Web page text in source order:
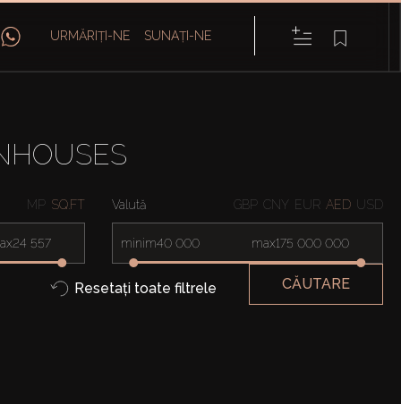
URMĂRIȚI-NE SUNAȚI-NE
MP SQ.FT Valută GBP CNY EUR AED USD
minim max
Resetați toate filtrele CĂUTARE